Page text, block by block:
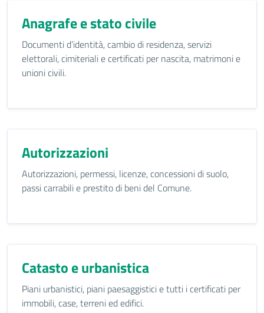
Anagrafe e stato civile
Documenti d’identità, cambio di residenza, servizi
elettorali, cimiteriali e certificati per nascita, matrimoni e
unioni civili.
Autorizzazioni
Autorizzazioni, permessi, licenze, concessioni di suolo,
passi carrabili e prestito di beni del Comune.
Catasto e urbanistica
Piani urbanistici, piani paesaggistici e tutti i certificati per
immobili, case, terreni ed edifici.